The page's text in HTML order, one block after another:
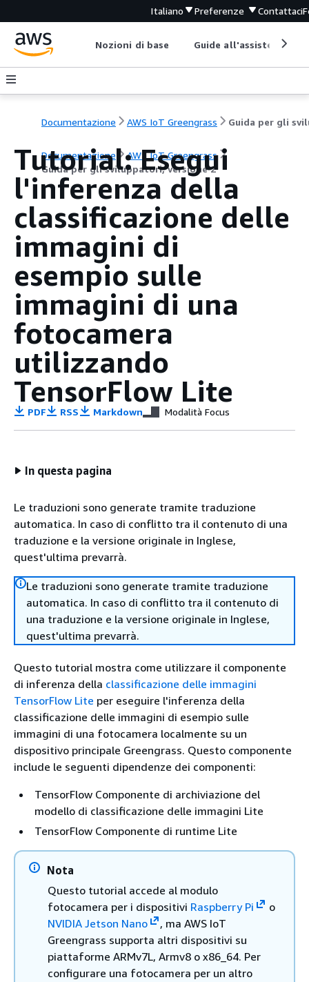
Italiano Preferenze Contattaci
Nozioni di base Guide all'assistenza
Documentazione AWS IoT Greengrass
Documentazione
AWS IoT Greengrass
Guida per gli sviluppatori, versione 2
Tutorial: Esegui
l'inferenza della
classificazione delle
immagini di
esempio sulle
immagini di una
fotocamera
utilizzando
TensorFlow Lite
PDF RSS Markdown Modalità Focus
In questa pagina
Le traduzioni sono generate tramite traduzione
automatica. In caso di conflitto tra il contenuto di una
traduzione e la versione originale in Inglese,
quest'ultima prevarrà.
Le traduzioni sono generate tramite traduzione
automatica. In caso di conflitto tra il contenuto di
una traduzione e la versione originale in Inglese,
quest'ultima prevarrà.
Questo tutorial mostra come utilizzare il componente
di inferenza della classificazione delle immagini
TensorFlow Lite per eseguire l'inferenza della
classificazione delle immagini di esempio sulle
immagini di una fotocamera localmente su un
dispositivo principale Greengrass. Questo componente
include le seguenti dipendenze dei componenti:
TensorFlow Componente di archiviazione del
modello di classificazione delle immagini Lite
TensorFlow Componente di runtime Lite
Nota
Questo tutorial accede al modulo
fotocamera per i dispositivi Raspberry Pi
o
NVIDIA Jetson Nano
, ma AWS IoT
Greengrass supporta altri dispositivi su
piattaforme ARMv7L, Armv8 o x86_64. Per
configurare una fotocamera per un altro